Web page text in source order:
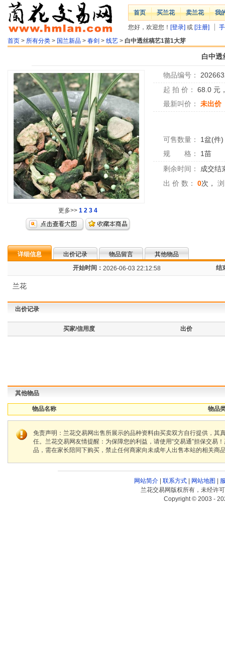
首页 买兰花 卖兰花 我
您好，欢迎您！ [登录] 或 [注册]
首页 > 所有分类 > 国兰新品 > 春剑 > 线艺 > 白中透丝稿艺1苗1大芽
白中透
更多>> 1 2 3 4
物品编号：
起 拍 价：
68.0 元
最新叫价：
未出价
可售数量： 1盆(件)
规 格：
1苗
剩余时间：
成交结
出 价 数：
0次，
详细信息 出价记录 物品留言
其他物品
开始时间： 2026-06-03 22:12:58 结
兰花
出价记录
买家/信用度 出价
其他物品
物品名称 物品
免责声明：兰花交易网出售所展示的品种资料由买卖双方自行提供，
任。兰花交易网友情提醒：为保障您的利益，请使用“交易通”担保交
品，需在家长陪同下购买，禁止任何商家向未成年人出售本站的相关商
网站简介| 联系方式| 网站地图
兰花交易网版权所有，未经许
Copyright © 2003 -